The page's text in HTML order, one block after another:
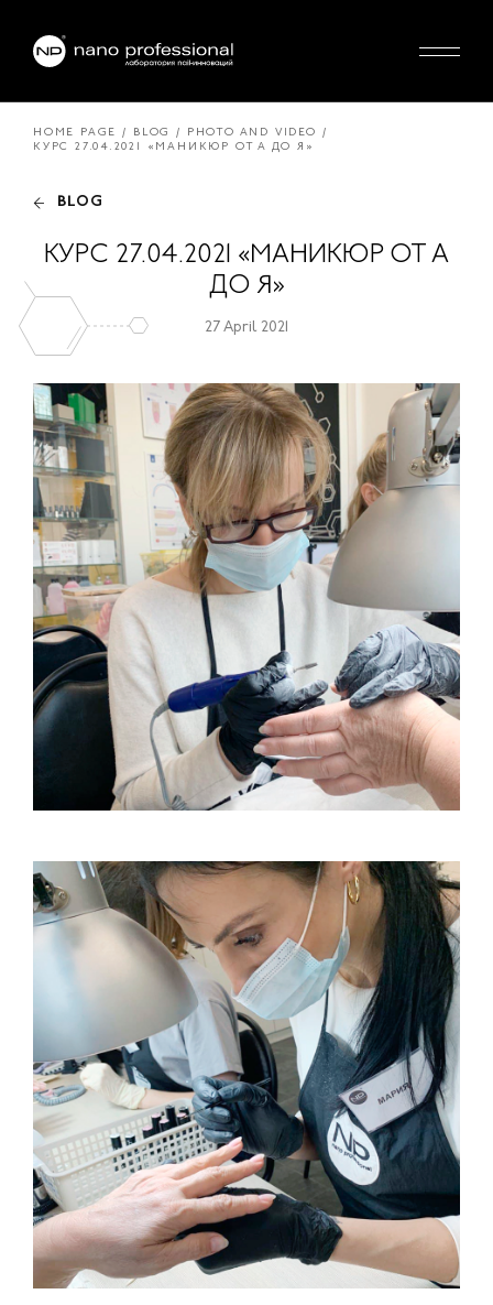
HOME PAGE BLOG
PHOTO AND VIDEO
КУРС 27.04.2021 «МАНИКЮР ОТ А ДО Я»
BLOG
КУРС 27.04.2021 «МАНИКЮР ОТ А
ДО Я»
27 April 2021